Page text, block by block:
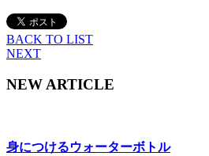
BACK TO LIST
NEXT
NEW ARTICLE
身につけるウォーターボトル